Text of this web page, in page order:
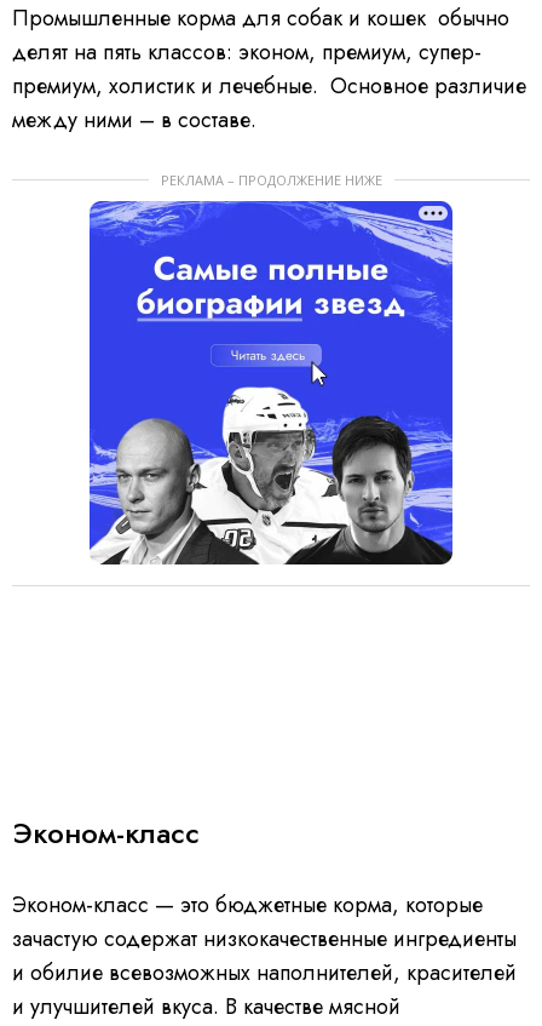
Промышленные корма для собак и кошек обычно
делят на пять классов: эконом, премиум, супер-
премиум, холистик и лечебные. Основное различие
между ними – в составе.
РЕКЛАМА – ПРОДОЛЖЕНИЕ НИЖЕ
Эконом-класс
Эконом-класс — это бюджетные корма, которые
зачастую содержат низкокачественные ингредиенты
и обилие всевозможных наполнителей, красителей
и улучшителей вкуса. В качестве мясной